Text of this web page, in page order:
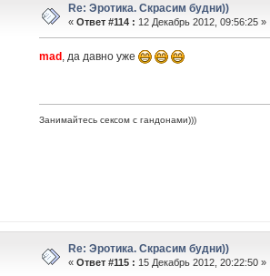
Re: Эротика. Скрасим будни))
« Ответ #114 : 12 Декабрь 2012, 09:56:25 »
mad , да давно уже
Занимайтесь сексом с гандонами)))
Re: Эротика. Скрасим будни))
« Ответ #115 : 15 Декабрь 2012, 20:22:50 »